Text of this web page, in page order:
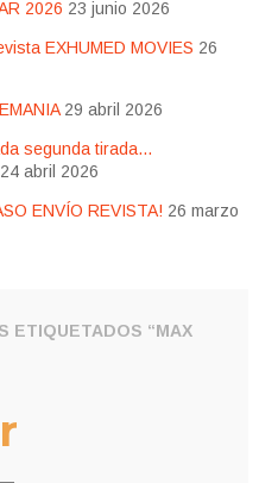
2026 23 junio 2026
EXHUMED MOVIES 26
29 abril 2026
segunda tirada…
24 abril 2026
ENVÍO REVISTA! 26 marzo
ETIQUETADOS “MAX